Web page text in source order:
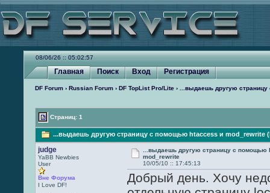
08/06/26 :: 05:02:57
Главная Поиск Вход Регистрация
DF Forum ›Russian Forum ›DF TopList Pro/Lite › ...выдаешь другую
Страниц: 1
...выдаешь другую страницу с помощью htaccess и mod_rewrite
judge
YaBB Newbies
User
Вне Форума
I Love DF!
...выдаешь другую страницу с помощью
mod_rewrite
10/05/10 :: 17:45:13
Добрый день. Хочу